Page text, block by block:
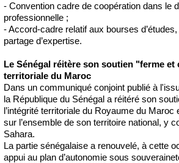
- Convention cadre de coopération dans le
professionnelle ;
- Accord-cadre relatif aux bourses
partage d’expertise.
Le Sénégal réitère son soutien "ferme et
territoriale du Maroc
Dans un communiqué conjoint publié à
la République du Sénégal a réitéré son
l’intégrité territoriale du Royaume du Maroc
sur l’ensemble de son territoire national, y
Sahara.
La partie sénégalaise a renouvelé, à cette
appui au plan d’autonomie sous